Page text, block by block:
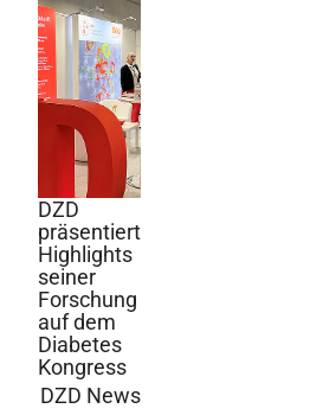
©
DZD
präsentiert
Highlights
seiner
Forschung
auf dem
Diabetes
Kongress
DZD News